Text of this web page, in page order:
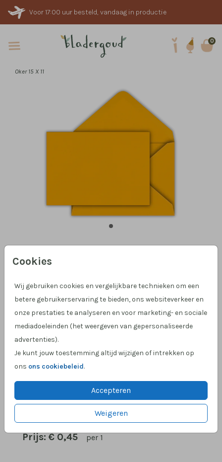
Voor 17:00 uur besteld, vandaag in productie
0
Cookies
Wij gebruiken cookies en vergelijkbare technieken om een
betere gebruikerservaring te bieden, ons websiteverkeer en
onze prestaties te analyseren en voor marketing- en sociale
mediadoeleinden (het weergeven van gepersonaliseerde
advertenties).
Je kunt jouw toestemming altijd wijzigen of intrekken op
ons ons cookiebeleid.
Accepteren
Weigeren
Oker 15 X 11
Oker 15 X 11
Aantal x 1 Prijs:€ 0,45
Hulp nodig?
Klantcijfer 4,9 op Google!
OMSCHRIJVING
Prijs:€ 0,45 per 1